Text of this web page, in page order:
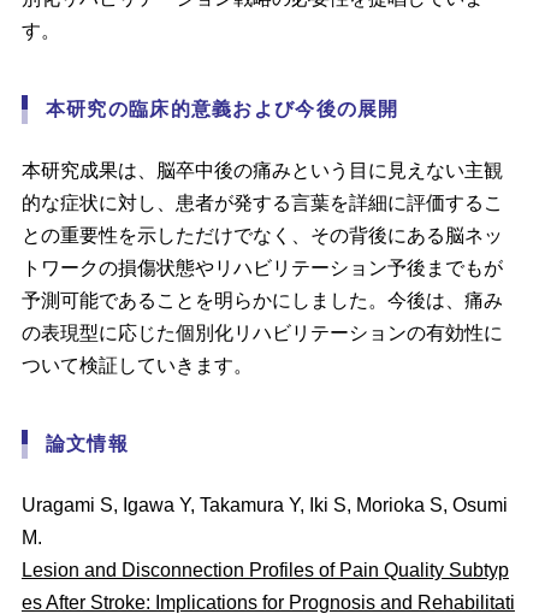
す。
本研究の臨床的意義および今後の展開
本研究成果は、脳卒中後の痛みという目に見えない主観
的な症状に対し、患者が発する言葉を詳細に評価するこ
との重要性を示しただけでなく、その背後にある脳ネッ
トワークの損傷状態やリハビリテーション予後までもが
予測可能であることを明らかにしました。今後は、痛み
の表現型に応じた個別化リハビリテーションの有効性に
ついて検証していきます。
論文情報
Uragami S, Igawa Y, Takamura Y, Iki S, Morioka S, Osumi
M.
Lesion and Disconnection Profiles of Pain Quality Subtyp
es After Stroke: Implications for Prognosis and Rehabilitati